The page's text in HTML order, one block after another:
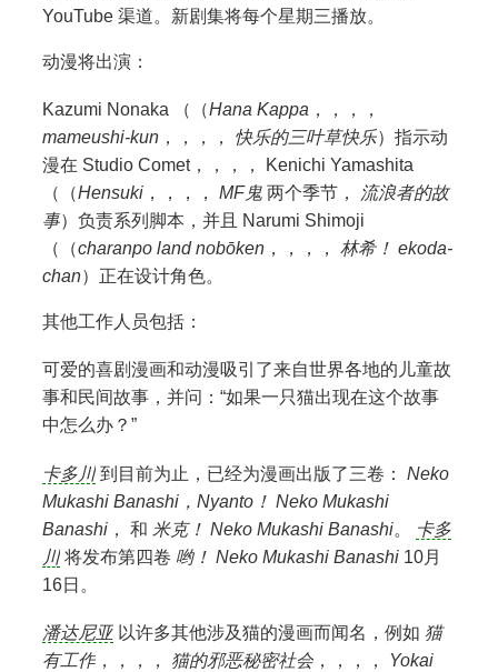
YouTube 渠道。新剧集将每个星期三播放。
动漫将出演：
Kazumi Nonaka （（Hana Kappa ，，，，
mameushi-kun ，，，， 快乐的三叶草快乐）指示动
漫在 Studio Comet ，，，，
Kenichi Yamashita
（（Hensuki ，，，， MF鬼 两个季节，
流浪者的故
事）负责系列脚本，并且
Narumi Shimoji
（（charanpo land nobōken ，，，， 林希！ ekoda-
chan）正在设计角色。
其他工作人员包括：
可爱的喜剧漫画和动漫吸引了来自世界各地的儿童故
事和民间故事，并问：“如果一只猫出现在这个故事
中怎么办？”
卡多川 到目前为止，已经为漫画出版了三卷： Neko
Mukashi Banashi ，Nyanto！ Neko Mukashi
Banashi ， 和 米克！ Neko Mukashi Banashi。
卡多
川 将发布第四卷 哟！ Neko Mukashi Banashi 10月
16日。
潘达尼亚 以许多其他涉及猫的漫画而闻名，例如 猫
有工作 ，，，， 猫的邪恶秘密社会 ，，，， Yokai